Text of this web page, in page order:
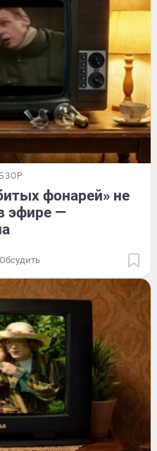
фонарей» не
эфире —
Обсудить